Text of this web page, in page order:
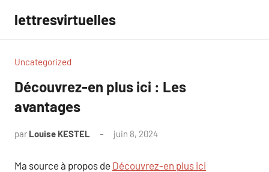
contenu
lettresvirtuelles
Uncategorized
Découvrez-en plus ici : Les
avantages
par Louise KESTEL juin 8, 2024
Ma source à propos de Découvrez-en plus ici